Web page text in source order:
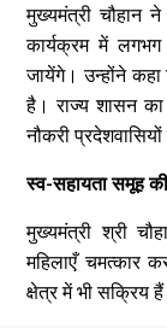
मुख्यमंत्री चौहान
कार्यक्रम में लगभग
जायेंगे। उन्होंने
है। राज्य शासन
नौकरी
स्व-सहायता समूह
मुख्यमंत्री श्री
महिलाएँ चमत्कार
क्षेत्र में भी सक्रिय